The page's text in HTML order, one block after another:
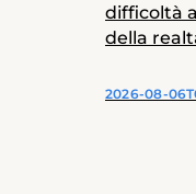
difficoltà
della
2026-08-